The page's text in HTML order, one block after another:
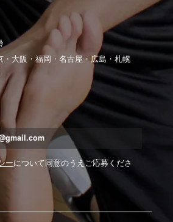
・大阪・福岡・名古屋・広島・札幌
ーについて同意のうえご応募くださ